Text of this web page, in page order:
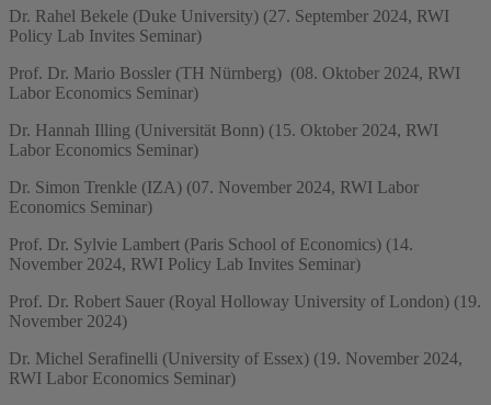
Dr. Rahel Bekele (Duke University) (27. September 2024, RWI
Policy Lab Invites Seminar)
Prof. Dr. Mario Bossler (TH Nürnberg) (08. Oktober 2024, RWI
Labor Economics Seminar)
Dr. Hannah Illing (Universität Bonn) (15. Oktober 2024, RWI
Labor Economics Seminar)
Dr. Simon Trenkle (IZA) (07. November 2024, RWI Labor
Economics Seminar)
Prof. Dr. Sylvie Lambert (Paris School of Economics) (14.
November 2024, RWI Policy Lab Invites Seminar)
Prof. Dr. Robert Sauer (Royal Holloway University of London) (19.
November 2024)
Dr. Michel Serafinelli (University of Essex) (19. November 2024,
RWI Labor Economics Seminar)